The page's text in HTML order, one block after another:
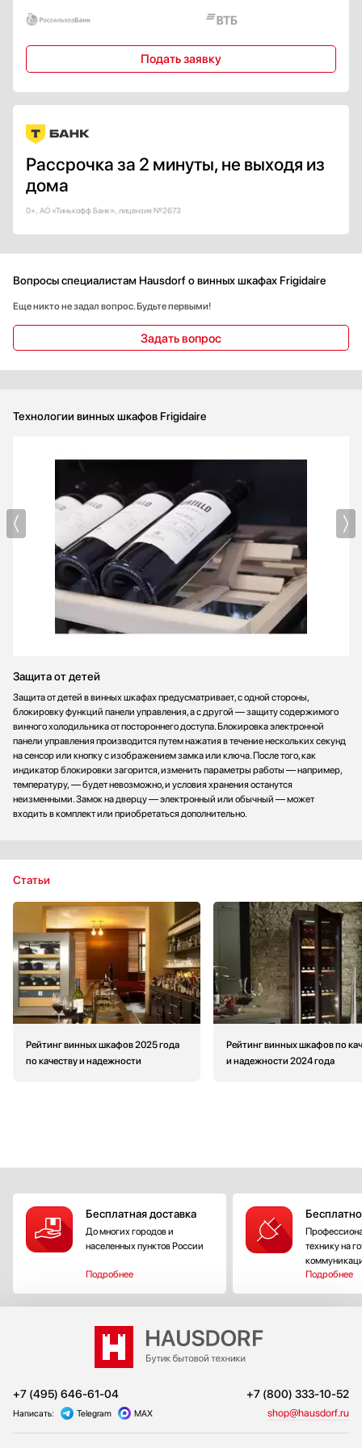
Есть
Дверной упор
Снизу
Австрия
Болгария
Венгрия
Германия
Гонконг
Показать все
Гарантия, мес
12
Подать заявку
Рассрочка за 2 минуты, не выходя из
дома
0+, АО «Тинькофф Банк», лицензия №2673
Вопросы специалистам Hausdorf о винных шкафах Frigidaire
Еще никто не задал вопрос. Будьте первыми!
Задать вопрос
Технологии винных шкафов Frigidaire
Защита от детей
Защита от детей в винных шкафах предусматривает, с одной стороны,
блокировку функций панели управления, а с другой — защиту содержимого
винного холодильника от постороннего доступа. Блокировка электронной
панели управления производится путем нажатия в течение нескольких секунд
на сенсор или кнопку с изображением замка или ключа. После того, как
индикатор блокировки загорится, изменить параметры работы — например,
температуру, — будет невозможно, и условия хранения останутся
неизменными. Замок на дверцу — электронный или обычный — может
входить в комплект или приобретаться дополнительно.
Статьи
Рейтинг винных шкафов 2025 года
по качеству и надежности
Рейтинг винных шкафов по
и надежности 2024 года
Бесплатная доставка
До многих городов и
населенных пунктов России
Подробнее
технику на
Подробнее
+7 (495) 646-61-04 +7 (800) 333-10-52
Написать: Telegram MAX shop@hausdorf.ru